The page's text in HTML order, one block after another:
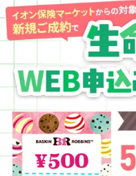
イオン